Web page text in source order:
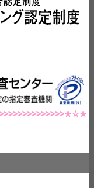
>>>>>>>>>>>★☆★